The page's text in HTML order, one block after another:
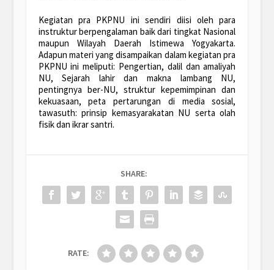
Kegiatan pra PKPNU ini sendiri diisi oleh para
instruktur berpengalaman baik dari tingkat Nasional
maupun Wilayah Daerah Istimewa Yogyakarta.
Adapun materi yang disampaikan dalam kegiatan pra
PKPNU ini meliputi: Pengertian, dalil dan amaliyah
NU, Sejarah lahir dan makna lambang NU,
pentingnya ber-NU, struktur kepemimpinan dan
kekuasaan, peta pertarungan di media sosial,
tawasuth: prinsip kemasyarakatan NU serta olah
fisik dan ikrar santri.
SHARE:
RATE: